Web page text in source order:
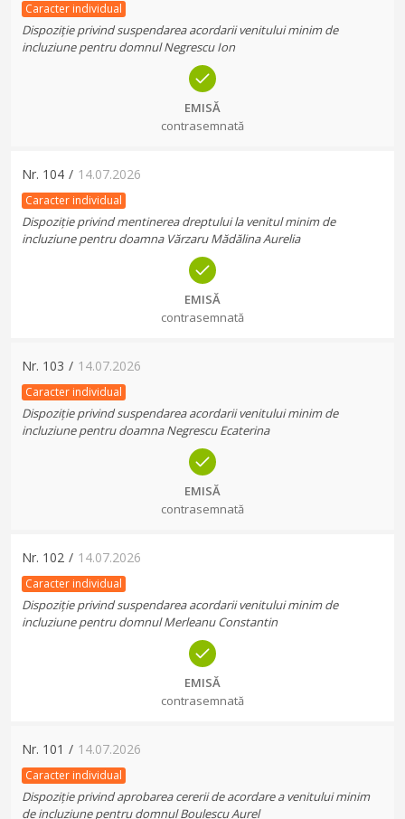
Caracter individual
Dispoziție privind suspendarea acordarii venitului minim de
incluziune pentru domnul Negrescu Ion
EMISĂ
contrasemnată
Nr. 104 / 14.07.2026
Caracter individual
Dispoziție privind mentinerea dreptului la venitul minim de
incluziune pentru doamna Vărzaru Mădălina Aurelia
EMISĂ
contrasemnată
Nr. 103 / 14.07.2026
Caracter individual
Dispoziție privind suspendarea acordarii venitului minim de
incluziune pentru doamna Negrescu Ecaterina
EMISĂ
contrasemnată
Nr. 102 / 14.07.2026
Caracter individual
Dispoziție privind suspendarea acordarii venitului minim de
incluziune pentru domnul Merleanu Constantin
EMISĂ
contrasemnată
Nr. 101 / 14.07.2026
Caracter individual
Dispoziție privind aprobarea cererii de acordare a venitului minim
de incluziune pentru domnul Boulescu Aurel